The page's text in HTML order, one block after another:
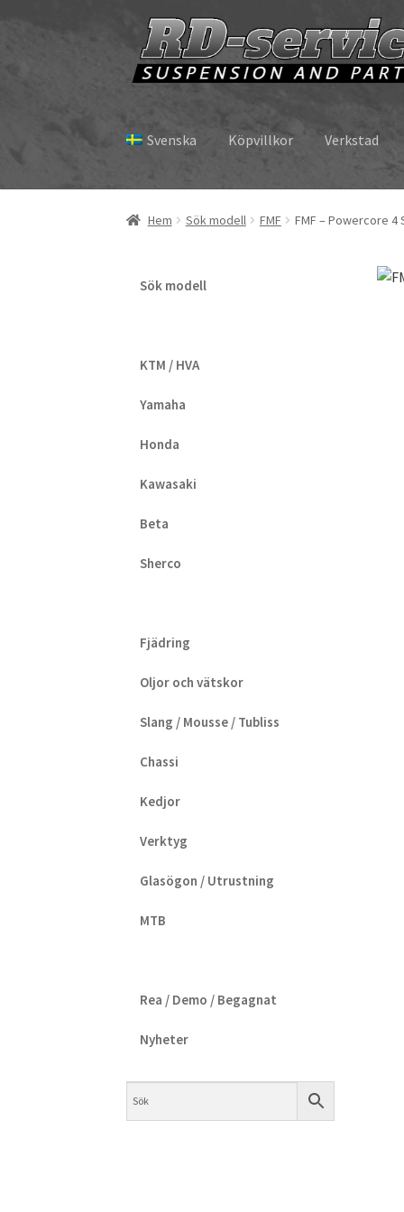
Hoppa
till
navigering
Hoppa
till
innehåll
Svenska Köpvillkor Verkstad
Hem Sök modell FMF FMF – Powercore 4
Sök modell
KTM / HVA
Yamaha
Honda
Kawasaki
Beta
Sherco
Fjädring
Oljor och vätskor
Slang / Mousse / Tubliss
Chassi
Kedjor
Verktyg
Glasögon / Utrustning
MTB
Rea / Demo / Begagnat
Nyheter